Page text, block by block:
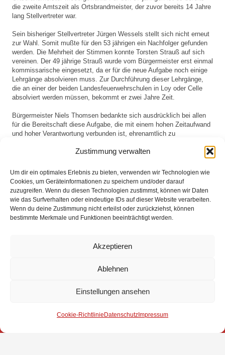
Zustimmung verwalten
Um dir ein optimales Erlebnis zu bieten, verwenden wir Technologien wie
Cookies, um Geräteinformationen zu speichern und/oder darauf
zuzugreifen. Wenn du diesen Technologien zustimmst, können wir Daten
wie das Surfverhalten oder eindeutige IDs auf dieser Website verarbeiten.
Wenn du deine Zustimmung nicht erteilst oder zurückziehst, können
bestimmte Merkmale und Funktionen beeinträchtigt werden.
Akzeptieren
Ablehnen
Einstellungen ansehen
Cookie-Richtlinie Datenschutz Impressum
die zweite Amtszeit als Ortsbrandmeister, der zuvor bereits 14 Jahre
lang Stellvertreter war.
Sein bisheriger Stellvertreter Jürgen Wessels stellt sich nicht erneut
zur Wahl. Somit mußte für den 53 jährigen ein Nachfolger gefunden
werden. Die Mehrheit der Stimmen konnte Torsten Strauß auf sich
vereinen. Der 49 jährige Strauß wurde vom Bürgermeister erst einmal
kommissarische eingesetzt, da er für die neue Aufgabe noch einige
Lehrgänge absolvieren muss. Zur Durchführung dieser Lehrgänge,
die an einer der beiden Landesfeuerwehrschulen in Loy oder Celle
absolviert werden müssen, bekommt er zwei Jahre Zeit.
Bürgermeister Niels Thomsen bedankte sich ausdrücklich bei allen
für die Bereitschaft diese Aufgabe, die mit einem hohen Zeitaufwand
und hoher Verantwortung verbunden ist, ehrenamtlich zu
sich die Einsatzkräfte der Ortsfeuerwehr Stuhr für Jürgen Wessels
am Ausgang des Rathauses zu einem Spalier aufgestellt. Hier
dankte auch Rainer Troue seinem bisherigen Stellvertreter für die
geleistete Arbeit und die gute Zusammenarbeit.
{gallery}Stuhr/Ernennung2017{/gallery}
Impressum